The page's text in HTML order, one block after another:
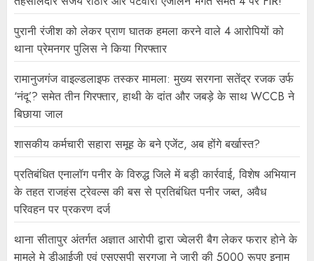
पुरानी रंजीश को लेकर प्राण घातक हमला करने वाले 4 आरोपियों को
थाना प्रेमनगर पुलिस ने किया गिरफ्तार
रामानुजगंज वाइल्डलाइफ तस्कर मामला: मुख्य सरगना सतेंद्र रजक उर्फ
‘नंदू’? समेत तीन गिरफ्तार, हाथी के दांत और जबड़े के साथ WCCB ने
बिछाया जाल
शासकीय कर्मचारी सहारा समूह के बने एजेंट, अब होंगे बर्खास्त?
प्रतिबंधित एनालॉग पनीर के विरुद्ध जिले में बड़ी कार्रवाई, विशेष अभियान
के तहत राजहंस ट्रेवल्स की बस से प्रतिबंधित पनीर जब्त, अवैध
परिवहन पर प्रकरण दर्ज
थाना सीतापुर अंतर्गत अज्ञात आरोपी द्वारा ज्वेलरी बैग लेकर फरार होने के
मामले मे डीआईजी एवं एसएसपी सरगुजा ने जारी की 5000 रूपए इनाम